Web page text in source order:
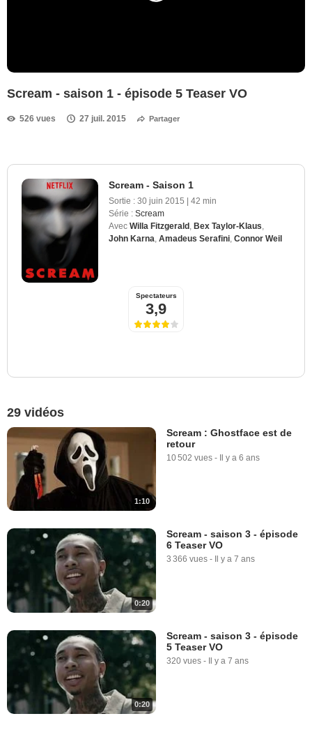
Scream - saison 1 - épisode 5 Teaser VO
526 vues 27 juil. 2015 Partager
Scream - Saison 1
Sortie : 30 juin 2015 | 42 min
Série : Scream
Avec Willa Fitzgerald Bex Taylor-Klaus
John Karna Amadeus Serafini Connor Weil
Spectateurs
3,9
29 vidéos
1:10
Scream : Ghostface est de
retour
10 502 vues - Il y a 6 ans
0:20
Scream - saison 3 - épisode
6 Teaser VO
3 366 vues - Il y a 7 ans
0:20
Scream - saison 3 - épisode
5 Teaser VO
320 vues - Il y a 7 ans